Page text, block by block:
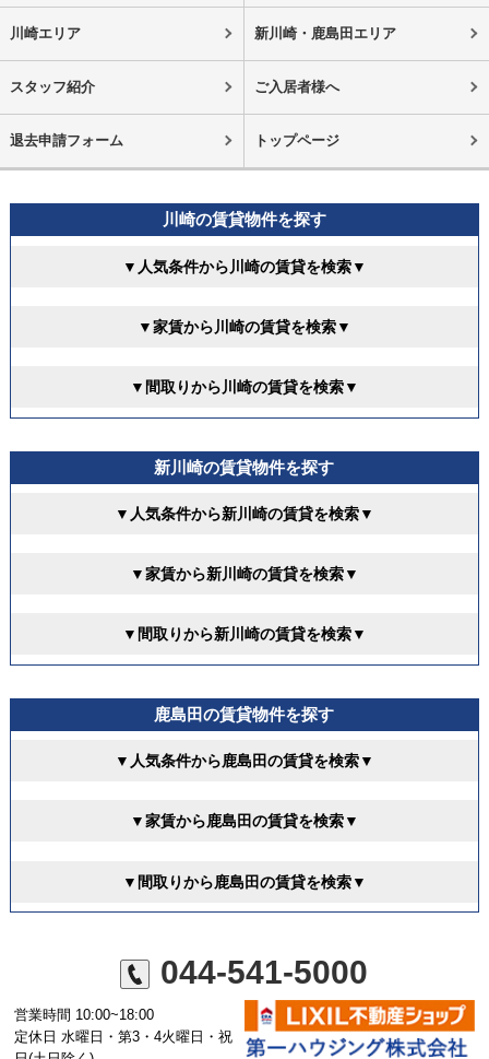
川崎エリア 新川崎・鹿島田エリア
スタッフ紹介 ご入居者様へ
退去申請フォーム トップページ
川崎の賃貸物件を探す
▼人気条件から川崎の賃貸を検索▼
▼家賃から川崎の賃貸を検索▼
▼間取りから川崎の賃貸を検索▼
新川崎の賃貸物件を探す
▼人気条件から新川崎の賃貸を検索▼
▼家賃から新川崎の賃貸を検索▼
▼間取りから新川崎の賃貸を検索▼
鹿島田の賃貸物件を探す
▼人気条件から鹿島田の賃貸を検索▼
▼家賃から鹿島田の賃貸を検索▼
▼間取りから鹿島田の賃貸を検索▼
044-541-5000
営業時間 10:00~18:00
定休日 水曜日・第3・4火曜日・祝